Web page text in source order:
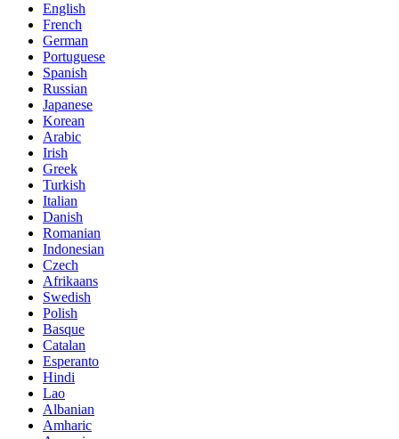
English
French
German
Portuguese
Spanish
Russian
Japanese
Korean
Arabic
Irish
Greek
Turkish
Italian
Danish
Romanian
Indonesian
Czech
Afrikaans
Swedish
Polish
Basque
Catalan
Esperanto
Hindi
Lao
Albanian
Amharic